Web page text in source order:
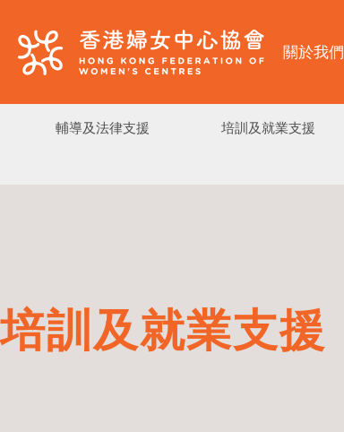
關於我們
輔導及法律支援 培訓及就業支援
培訓及就業支援